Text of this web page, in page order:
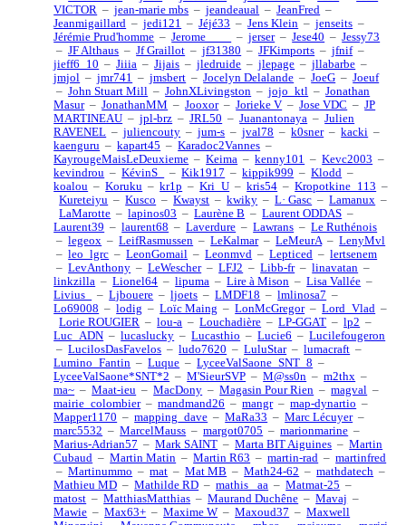
VICTOR –jean-marie mbs –jeandeaual –JeanFred –
Jeanmigaillard –jedi121 –Jéjé33 –Jens Klein –jenseits –
Jérémie Prud'homme –Jerome____ –jerser–Jese40 –Jessy73
–JF Althaus –Jf Graillot –jf31380 –JFKimports –jfnif–
jieff6_10 –Jiiia –Jijais –jledruide –jlepage –jllabarbe –
jmjol –jmr741 –jmsbert –Jocelyn Delalande –JoeG –Joeuf
–John Stuart Mill –JohnXLivingston –jojo_ktl –Jonathan
Masur–JonathanMM –Jooxor–Jorieke V –Jose VDC –JP
MARTINEAU –jpl-brz –JRL50 –Juanantonaya –Julien
RAVENEL –juliencouty –jum-s –jval78 –k0sner–kacki –
kaenguru –kapart45 –Karadoc2Vannes –
KayrougeMaisLeDeuxieme –Keima –kenny101 –Kevc2003 –
kevindrou –KévinS_ –Kik1917 –kippik999 –Klodd –
koalou –Koruku –kr1p –Kri_U –kris54 –Kropotkine_113 –
Kureteiyu –Kusco –Kwayst –kwiky –L· Gasc –Lamanux –
LaMarotte –lapinos03 –Laurène B –Laurent ODDAS –
Laurent39 –laurent68 –Laverdure –Lawrans –Le Ruthénois
–legeox –LeifRasmussen –LeKalmar–LeMeurA–LenyMvl
–leo_lgrc –LeonGomail –Leonmvd –Lepticed –lertsenem
–LevAnthony –LeWescher–LFJ2 –Libb-fr–linavatan –
linkzilla –Lionel64 –lipuma –Lire à Mison –Lisa Vallée –
Livius_
–Ljbouere –ljoets –LMDF18 –lmlinosa7 –
Lo69008 –lodig –Loïc Maing –LonMcGregor–Lord_Vlad –
Lorie ROUGIER –lou-a –Louchadière –LP-GGAT –lp2 –
Luc_ADN –lucaslucky –Lucasthio –Lucie6 –Lucilefougeron
–LucilosDasFavelos –ludo7620 –LuluStar–lumacraft –
Lumino_Fantin –Luque –LyceeValSaone_SNT_8 –
LyceeValSaone*SNT*2 –M'SieurSVP –M@ss0n –m2thx –
ma~ –Maat-ieu –MacDony –Magasin Pour Rien –magval –
mairie_colombier–mandmand26 –mangr–map-dynartio –
Mapper1170 –mapping_dave –MaRa33 –Marc Lécuyer–
marc5532 –MarcelMauss –margot0705 –marionmarine –
Marius-Adrian57 –Mark SAINT –Marta BIT Aiguines –Martin
Cubaud –Martin Matin –Martin R63 –martin-rad –martinfred
–Martinummo –mat –Mat MB –Math24-62 –mathdatech –
Mathieu MD –Mathilde RD –mathis _aa –Matmat-25 –
matost –MatthiasMatthias –Maurand Duchêne –Mavaj –
Mawie –Max63+ –Maxime W –Maxoud37 –Maxwell